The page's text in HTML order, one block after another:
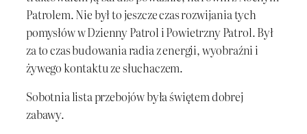
Patrolem. Nie był to jeszcze czas rozwijania tych
pomysłów w Dzienny Patrol i Powietrzny Patrol. Był
za to czas budowania radia z energii, wyobraźni i
żywego kontaktu ze słuchaczem.
Sobotnia lista przebojów była świętem dobrej
zabawy.